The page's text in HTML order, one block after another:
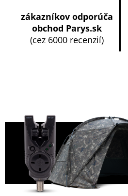
zákazníkov odporúča
obchod Parys.sk
(cez 6000 recenzií)